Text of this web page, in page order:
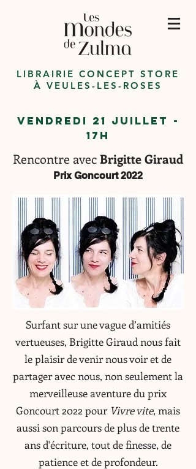
LIBRAIRIE CONCEPT STORE
À VEULES-LES-ROSES
VENDREDI 21 JUILLET -
17h
Rencontre avecBrigitte Giraud
Prix Goncourt 2022
Surfant sur une vague d’amitiés
vertueuses, Brigitte Giraud nous fait
le plaisir de venir nous voir et de
partager avec nous, non seulement la
merveilleuse aventure du prix
Goncourt 2022 pour Vivre vite, mais
aussi son parcours de plus de trente
ans d'écriture, tout de finesse, de
patience et de profondeur.